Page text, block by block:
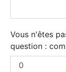
Vous n'êtes
question :